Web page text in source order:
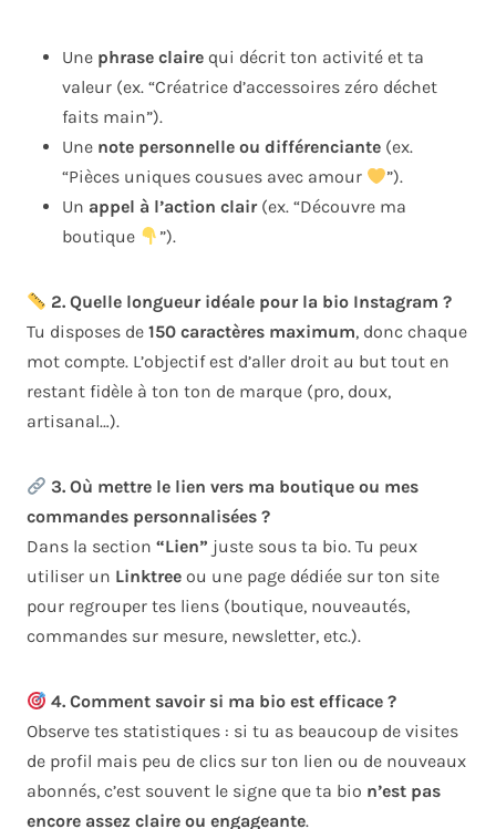
Une phrase claire qui décrit ton activité et ta
valeur (ex. “Créatrice d’accessoires zéro déchet
faits main”).
Une note personnelle ou différenciante (ex.
“Pièces uniques cousues avec amour
”).
Un appel à l’action clair(ex. “Découvre ma
boutique
”).
2. Quelle longueur idéale pour la bio Instagram ?
Tu disposes de 150 caractères maximum, donc chaque
mot compte. L’objectif est d’aller droit au but tout en
restant fidèle à ton ton de marque (pro, doux,
artisanal…).
3. Où mettre le lien vers ma boutique ou mes
commandes personnalisées ?
Dans la section “Lien” juste sous ta bio. Tu peux
utiliser un Linktree ou une page dédiée sur ton site
pour regrouper tes liens (boutique, nouveautés,
commandes sur mesure, newsletter, etc.).
4. Comment savoir si ma bio est efficace ?
Observe tes statistiques : si tu as beaucoup de visites
de profil mais peu de clics sur ton lien ou de nouveaux
abonnés, c’est souvent le signe que ta bio n’est pas
encore assez claire ou engageante.